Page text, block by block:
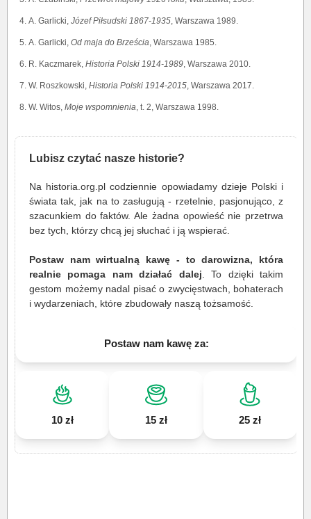
A. Garlicki, Józef Piłsudski 1867-1935, Warszawa 1989.
A. Garlicki, Od maja do Brześcia, Warszawa 1985.
R. Kaczmarek, Historia Polski 1914-1989, Warszawa 2010.
W. Roszkowski, Historia Polski 1914-2015, Warszawa 2017.
W. Witos, Moje wspomnienia, t. 2, Warszawa 1998.
Lubisz czytać nasze historie?
Na historia.org.pl codziennie opowiadamy dzieje Polski i
świata tak, jak na to zasługują - rzetelnie, pasjonująco, z
szacunkiem do faktów. Ale żadna opowieść nie przetrwa
bez tych, którzy chcą jej słuchać i ją wspierać.
Postaw nam wirtualną kawę - to darowizna, która
realnie pomaga nam działać dalej. To dzięki takim
gestom możemy nadal pisać o zwycięstwach, bohaterach
i wydarzeniach, które zbudowały naszą tożsamość.
Postaw nam kawę za:
10 zł 15 zł 25 zł